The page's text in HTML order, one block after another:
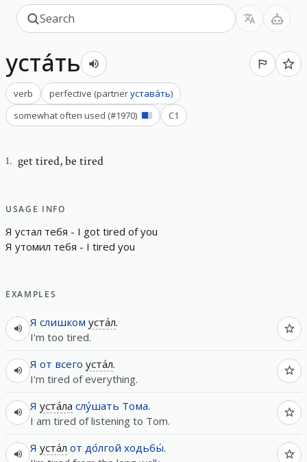
уста́ть
verb perfective (partnerустава́ть)
somewhat often used (#1970) C1
1. get tired,be tired
USAGE INFO
Я устал тебя - I got tired of you
Я утомил тебя - I tired you
EXAMPLES
Я слишком уста́л.
I'm too tired.
Я от всего уста́л.
I'm tired of everything.
Я уста́ла слу́шать Тома.
I am tired of listening to Tom.
Я уста́л от до́лгой ходьбы́.